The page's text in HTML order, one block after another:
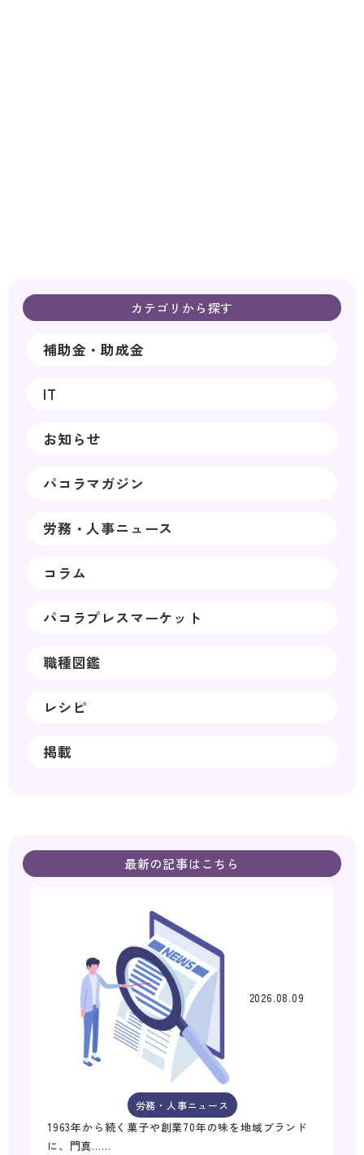
カテゴリから探す
補助金・助成金
IT
お知らせ
パコラマガジン
労務・人事ニュース
コラム
パコラプレスマーケット
職種図鑑
レシピ
掲載
最新の記事はこちら
2026.08.09
労務・人事ニュース
1963年から続く菓子や創業70年の味を地域ブランド
に、門真……